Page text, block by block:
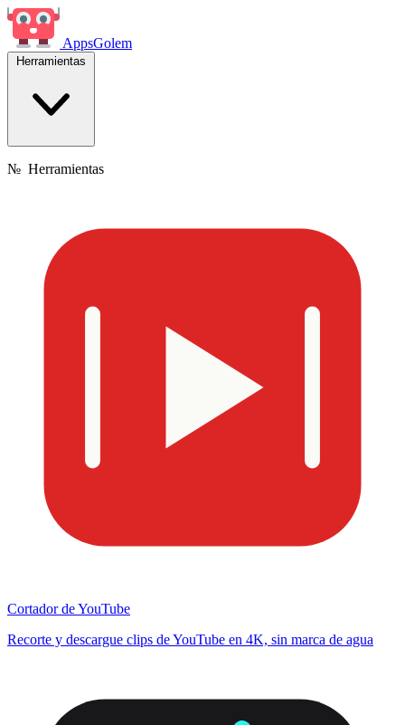
AppsGolem
Herramientas
№ Herramientas
Cortador de YouTube
Recorte y descargue clips de YouTube en 4K, sin marca de agua